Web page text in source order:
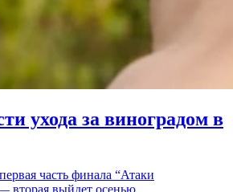
ухода за виноградом в